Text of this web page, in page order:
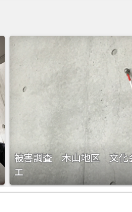
被害調査 木山地区 文化
エ